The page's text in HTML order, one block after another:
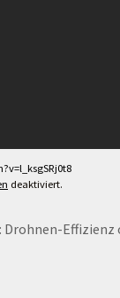
deaktiviert.
Drohnen-Effizienz